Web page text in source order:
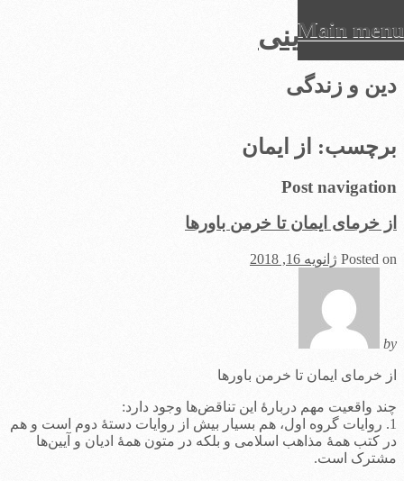
عرفان دینی
دین و زندگی
Main menu
to
content
برچسب: از ایمان
Post navigation
از خرمای ایمان تا خرمن باورها
Posted on ژانویه 16, 2018
by
از خرمای ایمان تا خرمن باورها
چند واقعیت مهم دربارۀ این تناقض‌ها وجود دارد:
1. روایات گروه اول، هم بسیار بیش از روایات دستۀ دوم است و هم
در کتب همۀ مذاهب اسلامی و بلکه در متون همۀ ادیان و آیین‌ها
مشترک است.